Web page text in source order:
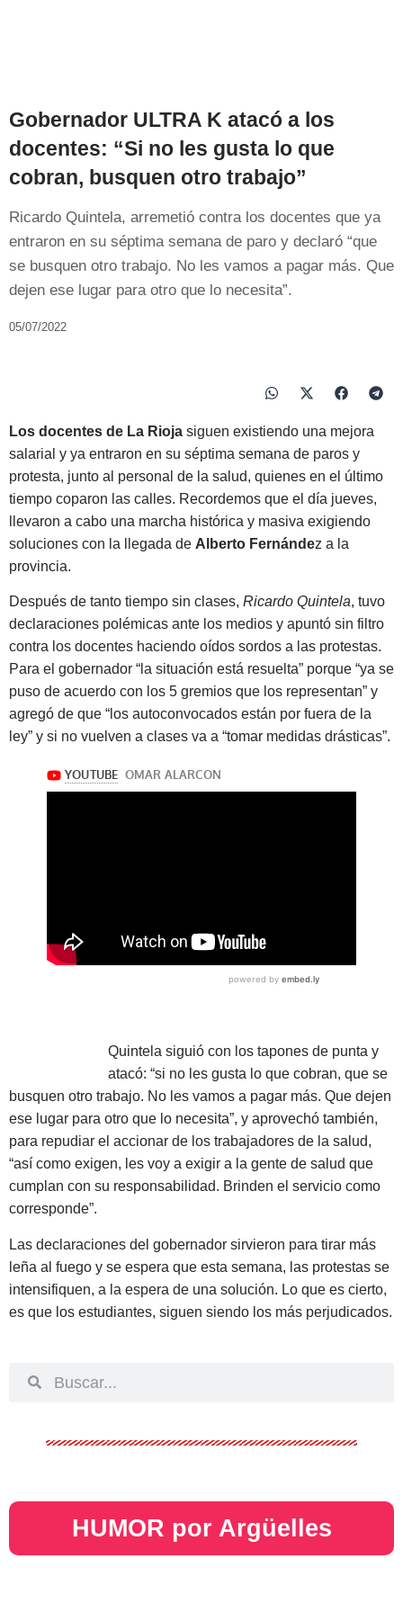
Gobernador ULTRA K atacó a los
docentes: “Si no les gusta lo que
cobran, busquen otro trabajo”
Ricardo Quintela, arremetió contra los docentes que ya
entraron en su séptima semana de paro y declaró “que
se busquen otro trabajo. No les vamos a pagar más. Que
dejen ese lugar para otro que lo necesita”.
05/07/2022
Los docentes de La Rioja siguen existiendo una mejora
salarial y ya entraron en su séptima semana de paros y
protesta, junto al personal de la salud, quienes en el último
tiempo coparon las calles. Recordemos que el día jueves,
llevaron a cabo una marcha histórica y masiva exigiendo
soluciones con la llegada de Alberto Fernández a la
provincia.
Después de tanto tiempo sin clases, Ricardo Quintela, tuvo
declaraciones polémicas ante los medios y apuntó sin filtro
contra los docentes haciendo oídos sordos a las protestas.
Para el gobernador “la situación está resuelta” porque “ya se
puso de acuerdo con los 5 gremios que los representan” y
agregó de que “los autoconvocados están por fuera de la
ley” y si no vuelven a clases va a “tomar medidas drásticas”.
Quintela siguió con los tapones de punta y
atacó: “si no les gusta lo que cobran, que se
busquen otro trabajo. No les vamos a pagar más. Que dejen
ese lugar para otro que lo necesita”, y aprovechó también,
para repudiar el accionar de los trabajadores de la salud,
“así como exigen, les voy a exigir a la gente de salud que
cumplan con su responsabilidad. Brinden el servicio como
corresponde”.
Las declaraciones del gobernador sirvieron para tirar más
leña al fuego y se espera que esta semana, las protestas se
intensifiquen, a la espera de una solución. Lo que es cierto,
es que los estudiantes, siguen siendo los más perjudicados.
HUMOR por Argüelles​